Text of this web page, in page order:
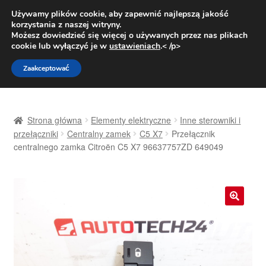
DOSTAWA od 31 zł
Pn.-pt. 9:00-16:00800 003 167
Przejdź
do
nawigacji
Przejdź
do
treści
Dostawa
Moje konto
Strona główna Elementy elektryczne
Inne sterowniki i
przełączniki
Centralny zamek C5 X7
Przełącznik
centralnego zamka Citroën C5 X7 96637757ZD 649049
Używamy plików cookie, aby zapewnić najlepszą jakość
korzystania z naszej witryny.
Możesz dowiedzieć się więcej o używanych przez nas plikach
cookie lub wyłączyć je w ustawieniach.< /p>
Zaakceptować